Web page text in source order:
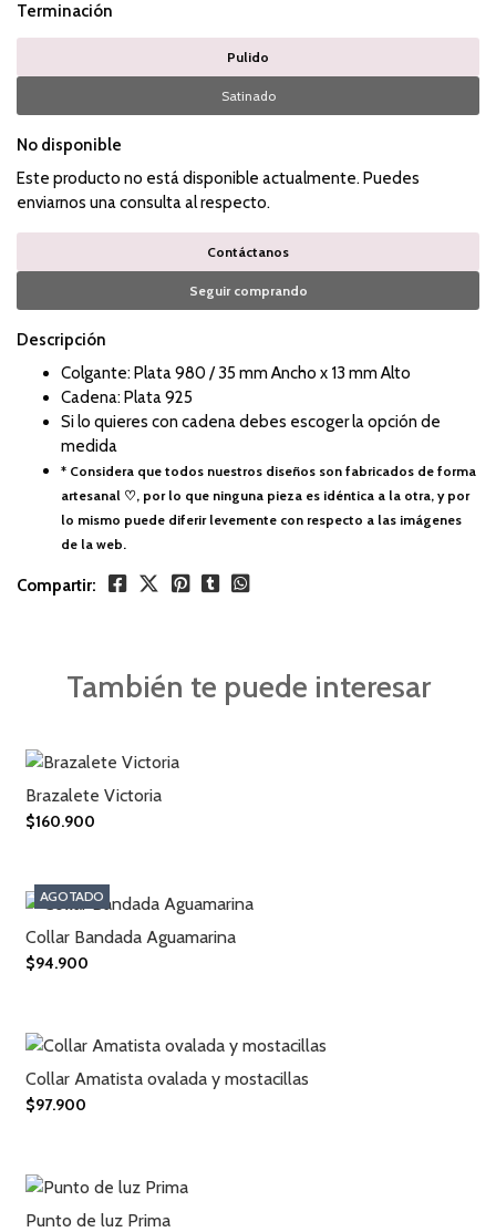
Terminación
Pulido
Satinado
No disponible
Este producto no está disponible actualmente. Puedes
enviarnos una consulta al respecto.
Contáctanos
Seguir comprando
Descripción
Colgante: Plata 980 / 35 mm Ancho x 13 mm Alto
Cadena: Plata 925
Si lo quieres con cadena debes escoger la opción de
medida
* Considera que todos nuestros diseños son fabricados de forma
artesanal ♡, por lo que ninguna pieza es idéntica a la otra, y por
lo mismo puede diferir levemente con respecto a las imágenes
de la web.
Compartir:
También te puede interesar
Brazalete Victoria
$160.900
AGOTADO
Collar Bandada Aguamarina
$94.900
Collar Amatista ovalada y mostacillas
$97.900
Punto de luz Prima